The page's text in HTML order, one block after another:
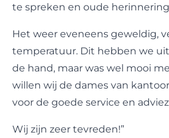
te spreken en oude
Het weer eveneens geweldig,
temperatuur. Dit hebben we
de hand, maar was wel mooi
willen wij de dames van
voor de goede service en
Wij zijn zeer tevreden!”